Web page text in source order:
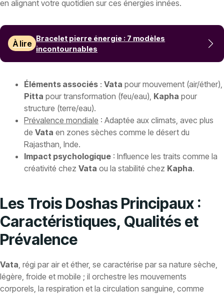
en alignant votre quotidien sur ces énergies innées.
À lire
Bracelet pierre énergie : 7 modèles
incontournables
Éléments associés : Vata pour mouvement (air/éther),
Pitta pour transformation (feu/eau), Kapha pour
structure (terre/eau).
Prévalence mondiale : Adaptée aux climats, avec plus
de Vata en zones sèches comme le désert du
Rajasthan, Inde.
Impact psychologique : Influence les traits comme la
créativité chez Vata ou la stabilité chez Kapha.
Les Trois Doshas Principaux :
Caractéristiques, Qualités et
Prévalence
Vata , régi par air et éther, se caractérise par sa nature sèche,
légère, froide et mobile ; il orchestre les mouvements
corporels, la respiration et la circulation sanguine, comme